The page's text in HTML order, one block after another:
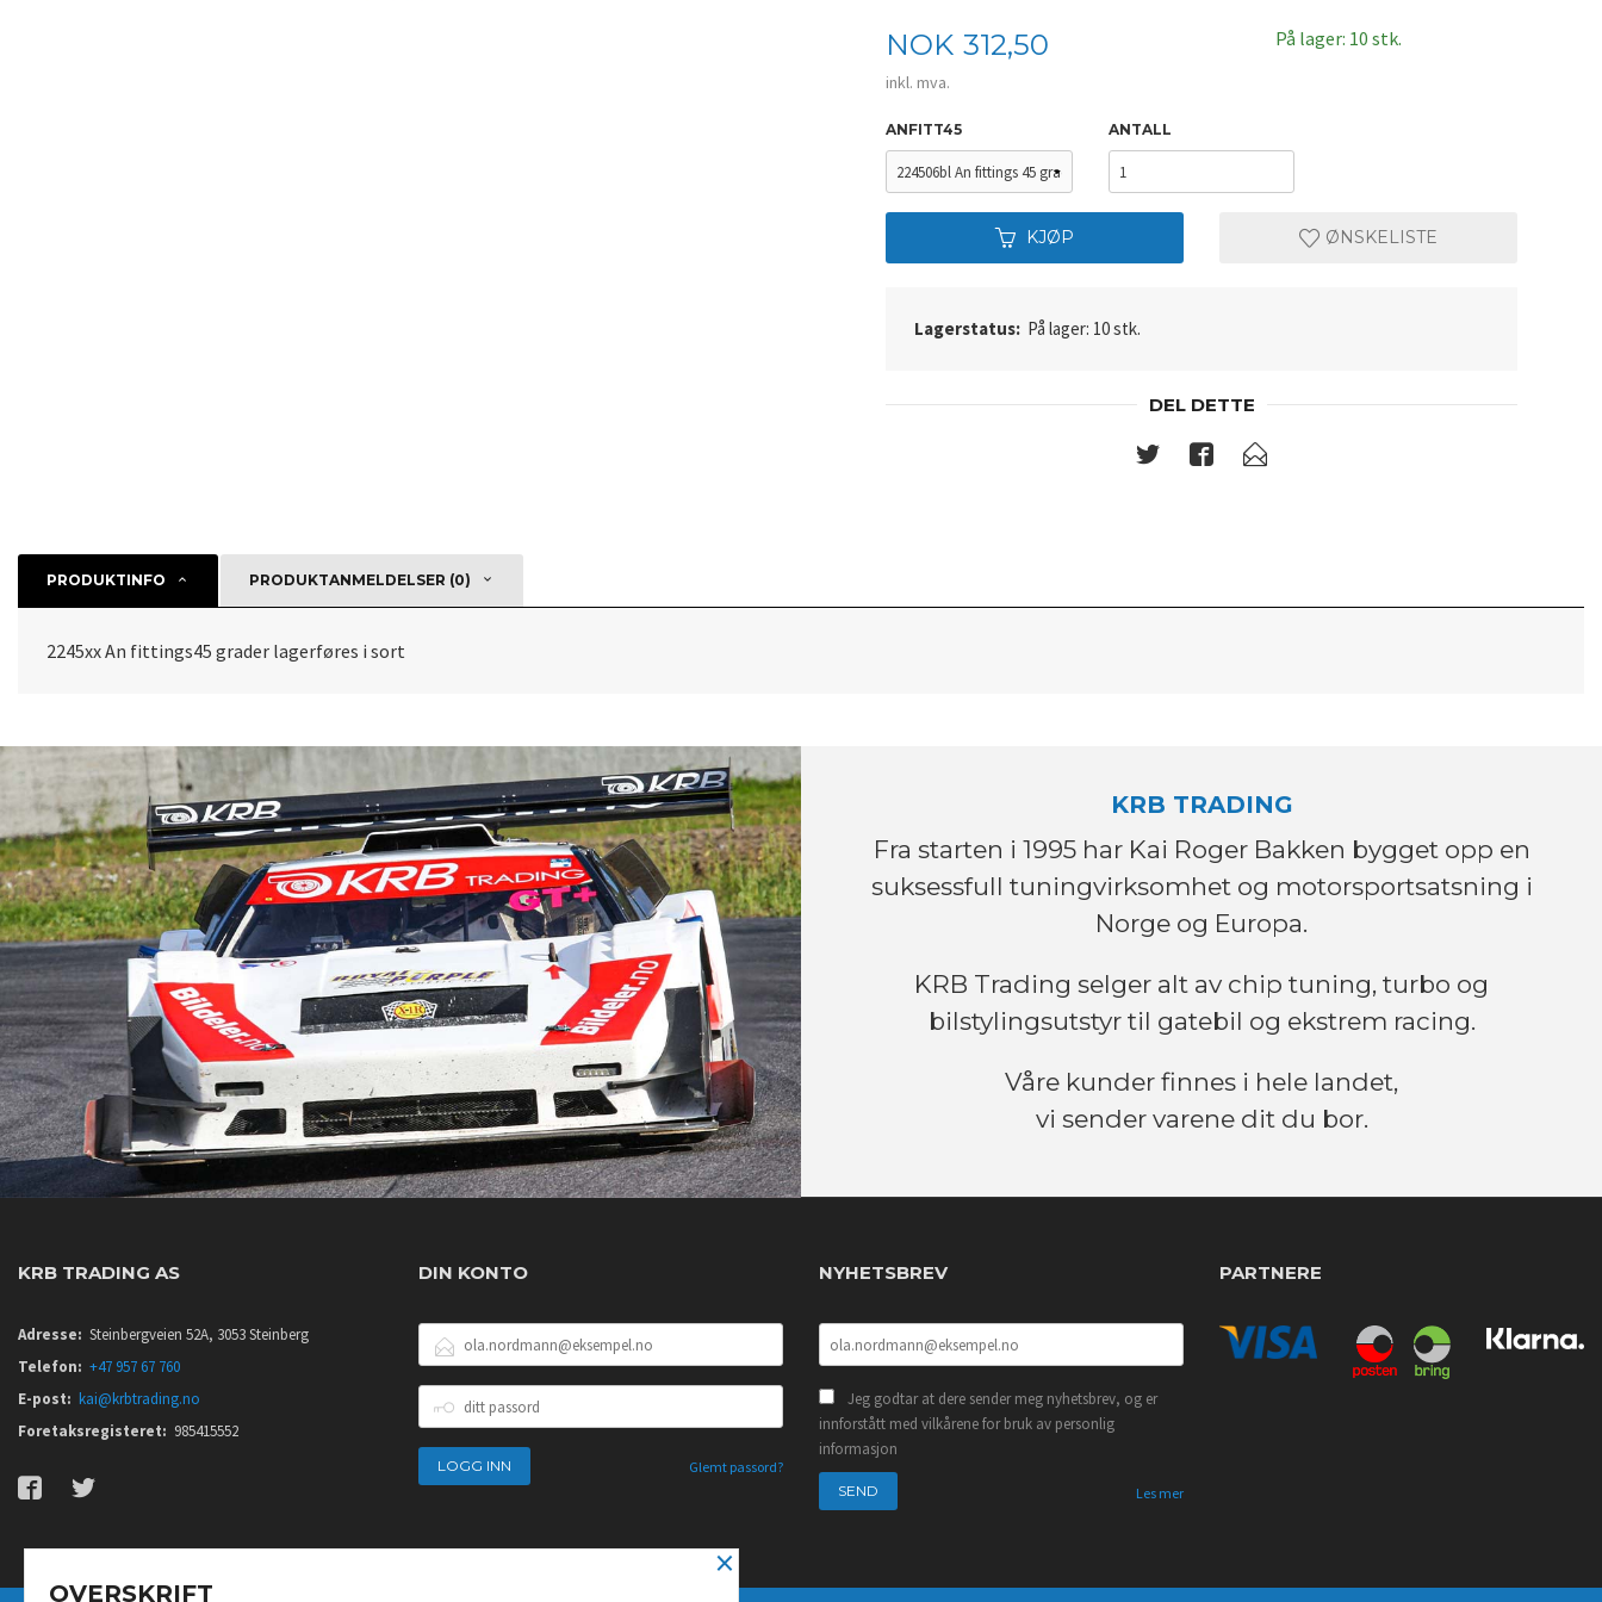
Pris
NOK 312,50
inkl. mva.
På lager: 10 stk.
ANFITT45 ANTALL
KJØP ØNSKELISTE
Lagerstatus: På lager: 10 stk.
DEL DETTE
PRODUKTINFO PRODUKTANMELDELSER (0)
2245xx An fittings45 grader lagerføres i sort
KRB TRADING
Fra starten i 1995 har Kai Roger Bakken bygget opp en
suksessfull tuningvirksomhet og motorsportsatsning i
Norge og Europa.
KRB Trading selger alt av chip tuning, turbo og
bilstylingsutstyr til gatebil og ekstrem racing.
Våre kunder finnes i hele landet,
vi sender varene dit du bor.
KRB TRADING AS
Adresse: Steinbergveien 52A, 3053 Steinberg
Telefon: +47 957 67 760
E-post: kai@krbtrading.no
Foretaksregisteret: 985415552
DIN KONTO
POSTADRESSE
PASSORD
Glemt passord?
NYHETSBREV
Jeg godtar at dere sender meg nyhetsbrev, og er
innforstått med vilkårene for bruk av personlig
informasjon
Les mer
PARTNERE
×
OVERSKRIFT